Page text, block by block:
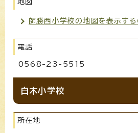
師勝西小学校の地図を表示する
電話
0568-23-5515
白木小学校
所在地